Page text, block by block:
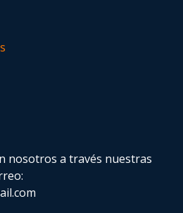
nosotros a través nuestras